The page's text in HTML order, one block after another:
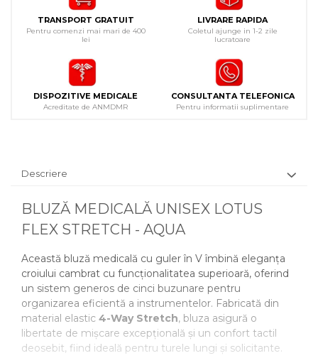
TRANSPORT GRATUIT
Pentru comenzi mai mari de 400
lei
LIVRARE RAPIDA
Coletul ajunge in 1-2 zile
lucratoare
DISPOZITIVE MEDICALE
Acreditate de ANMDMR
CONSULTANTA TELEFONICA
Pentru informatii suplimentare
Descriere
BLUZĂ MEDICALĂ UNISEX LOTUS
FLEX STRETCH - AQUA
Această bluză medicală cu guler în V îmbină eleganța
croiului cambrat cu funcționalitatea superioară, oferind
un sistem generos de cinci buzunare pentru
organizarea eficientă a instrumentelor. Fabricată din
material elastic 4-Way Stretch, bluza asigură o
libertate de mișcare excepțională și un confort tactil
deosebit, fiind ideală pentru turele lungi și solicitante.